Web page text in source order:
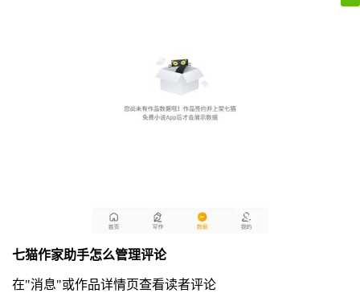
七猫作家助手怎么管理评论
在"消息"或作品详情页查看读者评论